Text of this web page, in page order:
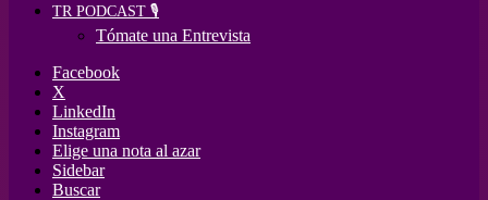
TR PODCAST 🎙️
Tómate una Entrevista
Facebook
X
LinkedIn
Instagram
Elige una nota al azar
Sidebar
Buscar